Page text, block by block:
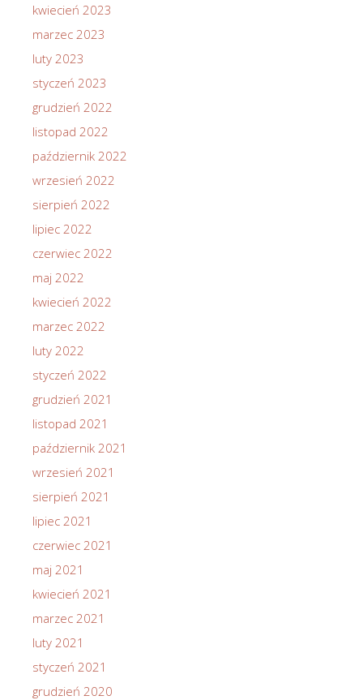
kwiecień 2023
marzec 2023
luty 2023
styczeń 2023
grudzień 2022
listopad 2022
październik 2022
wrzesień 2022
sierpień 2022
lipiec 2022
czerwiec 2022
maj 2022
kwiecień 2022
marzec 2022
luty 2022
styczeń 2022
grudzień 2021
listopad 2021
październik 2021
wrzesień 2021
sierpień 2021
lipiec 2021
czerwiec 2021
maj 2021
kwiecień 2021
marzec 2021
luty 2021
styczeń 2021
grudzień 2020